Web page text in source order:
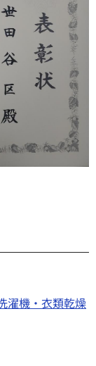
濯機・衣類乾燥